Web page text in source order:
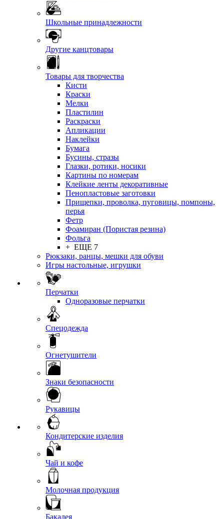
Школьные принадлежности
Другие канцтовары
Товары для творчества
Кисти
Краски
Мелки
Пластилин
Раскраски
Апликации
Наклейки
Бумага
Бусины, стразы
Глазки, ротики, носики
Картины по номерам
Клейкие ленты декоративные
Пенопластовые заготовки
Прищепки, проволка, пуговицы, помпоны,
перья
Фетр
Фоамиран (Пористая резина)
Фольга
+ ЕЩЕ 7
Рюкзаки, ранцы, мешки для обуви
Игры настольные, игрушки
Перчатки
Одноразовые перчатки
Спецодежда
Огнетушители
Знаки безопасности
Рукавицы
Кондитерские изделия
Чай и кофе
Молочная продукция
Бакалея